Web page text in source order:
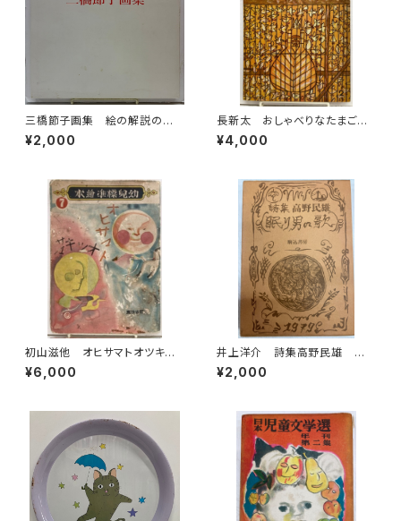
三橋節子画集 絵の解説の鈴
木靖将による手書きの識語 19
92年 どくだみ会
¥2,000
長新太 おしゃべりなたまごや
き 寺村輝夫 こどものとも「母
の友」絵本35 1959年 福音
¥4,000
初山滋他 オヒサマトオツキサ
マ 幼児標準繪本７ 昭和15年
初版の16年47刷（1941） 編輯
¥6,000
井上洋介 詩集高野民雄 眠り
男の歌 1979年 駒込書房
¥2,000